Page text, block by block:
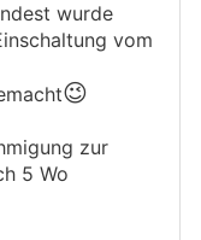
Frist nicht
(abgesehen
in meinen
wurde
vom
😉
zur
5 Wo